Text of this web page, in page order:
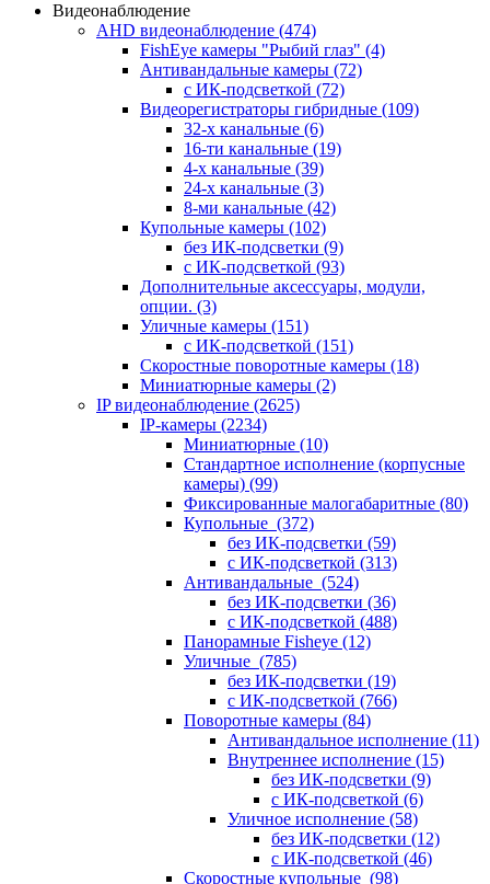
Видеонаблюдение
AHD видеонаблюдение (474)
FishEye камеры "Рыбий глаз" (4)
Антивандальные камеры (72)
с ИК-подсветкой (72)
Видеорегистраторы гибридные (109)
32-х канальные (6)
16-ти канальные (19)
4-х канальные (39)
24-х канальные (3)
8-ми канальные (42)
Купольные камеры (102)
без ИК-подсветки (9)
с ИК-подсветкой (93)
Дополнительные аксессуары, модули,
опции. (3)
Уличные камеры (151)
с ИК-подсветкой (151)
Скоростные поворотные камеры (18)
Миниатюрные камеры (2)
IP видеонаблюдение (2625)
IP-камеры (2234)
Миниатюрные (10)
Стандартное исполнение (корпусные
камеры) (99)
Фиксированные малогабаритные (80)
Купольные (372)
без ИК-подсветки (59)
с ИК-подсветкой (313)
Антивандальные (524)
без ИК-подсветки (36)
с ИК-подсветкой (488)
Панорамные Fisheye (12)
Уличные (785)
без ИК-подсветки (19)
с ИК-подсветкой (766)
Поворотные камеры (84)
Антивандальное исполнение (11)
Внутреннее исполнение (15)
без ИК-подсветки (9)
с ИК-подсветкой (6)
Уличное исполнение (58)
без ИК-подсветки (12)
с ИК-подсветкой (46)
Скоростные купольные (98)